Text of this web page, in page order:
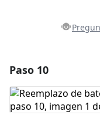
Agregar
Paso 10